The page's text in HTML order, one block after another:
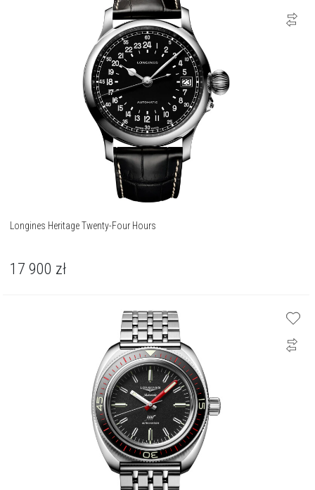
Longines Heritage Twenty-Four Hours
17 900 zł